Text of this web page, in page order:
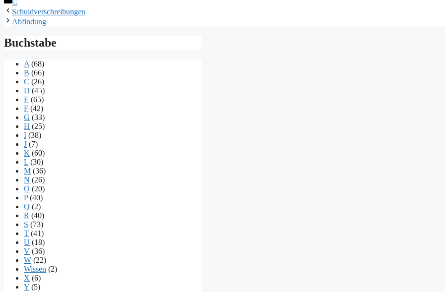
C
Schuldverschreibungen
Abfindung
Buchstabe
A (68)
B (66)
C (26)
D (45)
E (65)
F (42)
G (33)
H (25)
I (38)
J (7)
K (60)
L (30)
M (36)
N (26)
O (20)
P(40)
Q (2)
R (40)
S (73)
T (41)
U (18)
V (36)
W (22)
Wissen (2)
X (6)
Y (5)